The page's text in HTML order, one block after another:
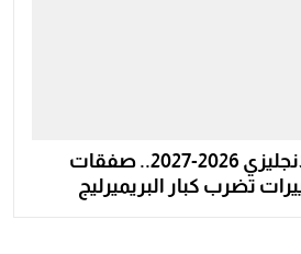
ميركاتو الدوري الإنجليزي 2026-2027.. صفقات
تضرب كبار البريميرليج